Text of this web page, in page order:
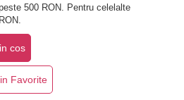
500 RON. Pentru celelalte
cos
Favorite